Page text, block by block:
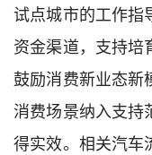
试点城市的工作指
资金渠道，支持培
鼓励消费新业态新
消费场景纳入支持
得实效。相关汽车